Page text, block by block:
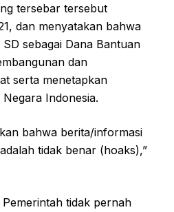
tersebar tersebut
dan menyatakan bahwa
sebagai Dana Bantuan
dan
serta menetapkan
Indonesia.
bahwa berita/informasi
tidak benar (hoaks),”
tidak pernah